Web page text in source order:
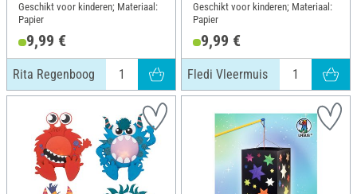
Geschikt voor kinderen; Materiaal:
Papier
9,99 €
Rita Regenboog
Geschikt voor kinderen; Materiaal:
Papier
9,99 €
Fledi Vleermuis